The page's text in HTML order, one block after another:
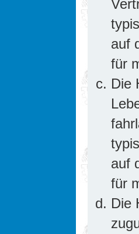
auf
für
Die
auf
für
Die